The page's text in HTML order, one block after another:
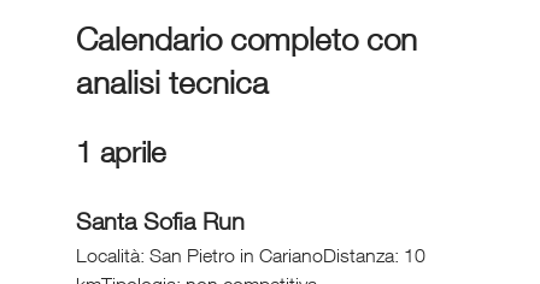
Calendario completo con
analisi tecnica
1 aprile
Santa Sofia Run
Località: San Pietro in CarianoDistanza: 10